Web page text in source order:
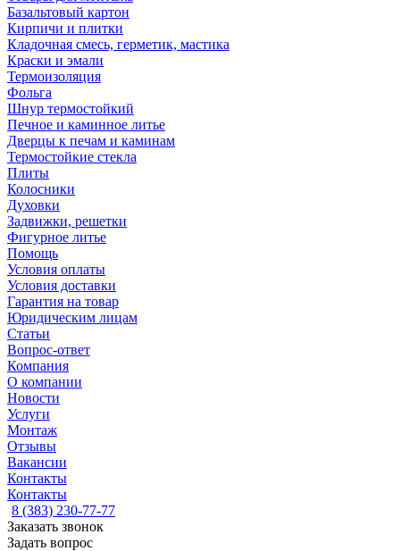
Базальтовый картон
Кирпичи и плитки
Кладочная смесь, герметик, мастика
Краски и эмали
Термоизоляция
Фольга
Шнур термостойкий
Печное и каминное литье
Дверцы к печам и каминам
Термостойкие стекла
Плиты
Колосники
Духовки
Задвижки, решетки
Фигурное литье
Помощь
Условия оплаты
Условия доставки
Гарантия на товар
Юридическим лицам
Статьи
Вопрос-ответ
Компания
О компании
Новости
Услуги
Монтаж
Отзывы
Вакансии
Контакты
Контакты
8 (383) 230-77-77
Заказать звонок
Задать вопрос